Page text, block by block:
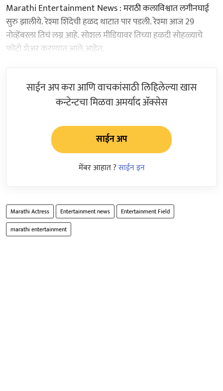
Marathi Entertainment News : मराठी कलाविश्वात लगीनघाई
सुरु झालीये. रेश्मा शिंदेची हळद थाटात पार पडली. रेश्मा आज 29
नोव्हेंबरला तिचं लग्न आहे. सोशल मीडियावर तिच्या हळदी सोहळ्याचे
फोटो शेअर करण्यात आले आहेत.
साईन अप करा आणि वाचकांसाठी लिहिलेल्या खास
कन्टेन्टचा मिळवा अमर्याद ॲक्सेस
साईन अप
मेंबर आहात ?साईन इन
Marathi Actress Entertainment news
Entertainment Field
marathi entertainment